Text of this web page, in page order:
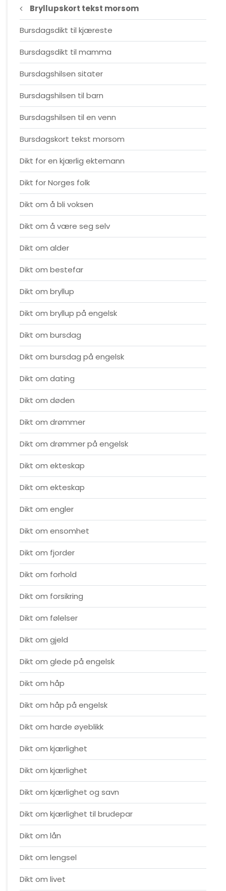
Bryllupskort tekst morsom
Bursdagsdikt til kjæreste
Bursdagsdikt til mamma
Bursdagshilsen sitater
Bursdagshilsen til barn
Bursdagshilsen til en venn
Bursdagskort tekst morsom
Dikt for en kjærlig ektemann
Dikt for Norges folk
Dikt om å bli voksen
Dikt om å være seg selv
Dikt om alder
Dikt om bestefar
Dikt om bryllup
Dikt om bryllup på engelsk
Dikt om bursdag
Dikt om bursdag på engelsk
Dikt om dating
Dikt om døden
Dikt om drømmer
Dikt om drømmer på engelsk
Dikt om ekteskap
Dikt om ekteskap
Dikt om engler
Dikt om ensomhet
Dikt om fjorder
Dikt om forhold
Dikt om forsikring
Dikt om følelser
Dikt om gjeld
Dikt om glede på engelsk
Dikt om håp
Dikt om håp på engelsk
Dikt om harde øyeblikk
Dikt om kjærlighet
Dikt om kjærlighet
Dikt om kjærlighet og savn
Dikt om kjærlighet til brudepar
Dikt om lån
Dikt om lengsel
Dikt om livet